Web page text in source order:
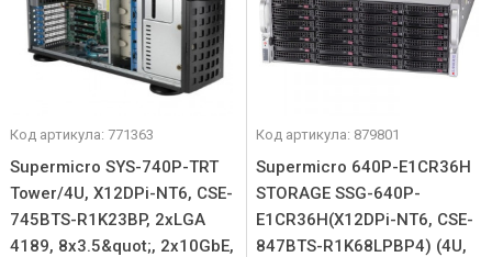
Код артикула: 771363
Supermicro SYS-740P-TRT
Tower/4U, X12DPi-NT6, CSE-
745BTS-R1K23BP, 2xLGA
4189, 8x3.5&quot;, 2x10GbE,
Код артикула: 879801
Supermicro 640P-E1CR36H
STORAGE SSG-640P-
E1CR36H(X12DPi-NT6, CSE-
847BTS-R1K68LPBP4) (4U,